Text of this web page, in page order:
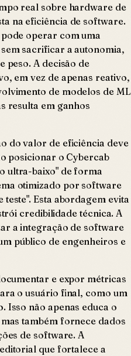
real sobre hardware de
na eficiência de software.
operar com uma
sacrificar a autonomia,
peso. A decisão de
em vez de apenas reativo,
de modelos de ML
resulta em ganhos
do valor de eficiência deve
posicionar o Cybercab
ultra-baixo" de forma
otimizado por software
Esta abordagem evita
credibilidade técnica. A
a integração de software
público de engenheiros e
e expor métricas
o usuário final, como um
Isso não apenas educa o
também fornece dados
de software. A
que fortalece a